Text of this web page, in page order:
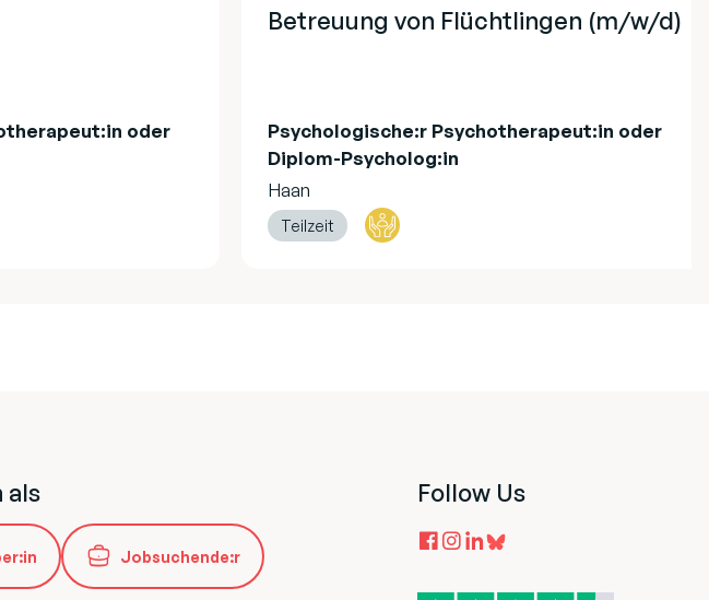
oder
Betreuung von Flüchtlingen (m/w/d)
Psychologische:r Psychotherapeut:in oder
Diplom-Psycholog:in
Haan
Teilzeit
als
Jobsuchende:r
Follow Us